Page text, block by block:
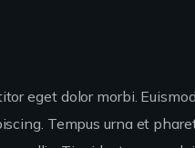
eget dolor morbi.
Tempus urna et